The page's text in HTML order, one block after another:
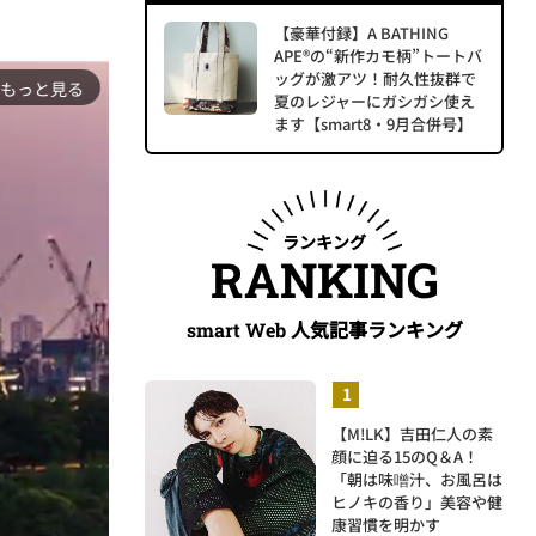
もっと見る
【豪華付録】A BATHING
APE®の“新作カモ柄”トートバ
ッグが激アツ！耐久性抜群で
夏のレジャーにガシガシ使え
ます【smart8・9月合併号】
ランキング
RANKING
smart Web人気記事ランキング
【M!LK】吉田仁人の素
顔に迫る15のQ＆A！
「朝は味噌汁、お風呂は
ヒノキの香り」美容や健
康習慣を明かす